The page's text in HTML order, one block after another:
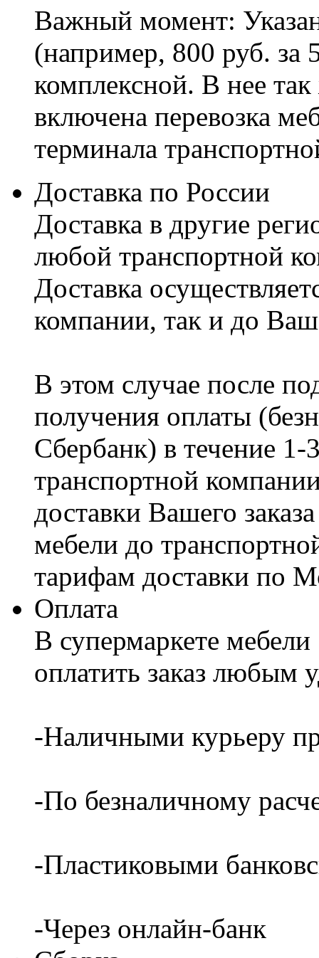
Важный момент:
(например, 800 руб. за
комплексной. В нее
включена перевозка
терминала
Доставка по России
Доставка в другие
любой транспортной
Доставка
компании, так и до
В этом случае после
получения оплаты
Сбербанк) в течение
транспортной
доставки Вашего
мебели до
тарифам доставки по
Оплата
В супермаркете
оплатить заказ любым
-Наличными курьеру
-По безналичному
-Пластиковыми
-Через онлайн-банк